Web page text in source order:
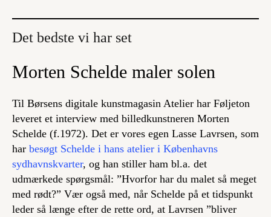
Det bedste vi har set
Morten Schelde maler solen
Til Børsens digitale kunstmagasin Atelier har Føljeton
leveret et interview med billedkunstneren Morten
Schelde (f.1972). Det er vores egen Lasse Lavrsen, som
har besøgt Schelde i hans atelier i Københavns
sydhavnskvarter, og han stiller ham bl.a. det
udmærkede spørgsmål: ”Hvorfor har du malet så meget
med rødt?” Vær også med, når Schelde på et tidspunkt
leder så længe efter de rette ord, at Lavrsen ”bliver